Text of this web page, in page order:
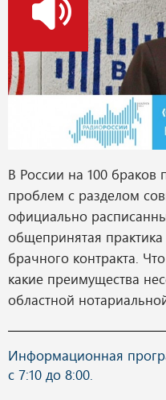
В России на 100 браков
проблем с разделом
официально
общепринятая
брачного контракта.
какие преимущества
областной
Информационная
с 7:10 до 8:00.